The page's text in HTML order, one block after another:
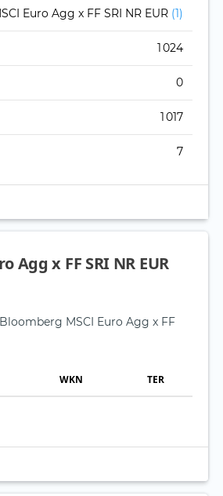
Euro Agg x FF SRI NR EUR (1)
1 024
0
1 017
7
Agg x FF SRI NR EUR
MSCI Euro Agg x FF
WKN TER